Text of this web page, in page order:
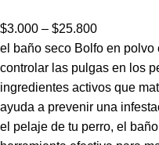
$3.000 – $25.800
el baño seco Bolfo en polvo
controlar las pulgas en los
ingredientes activos que
ayuda a prevenir una
el pelaje de tu perro, el